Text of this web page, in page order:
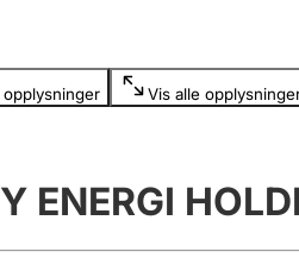
opplysninger Vis alle
er skjult
ENERGI